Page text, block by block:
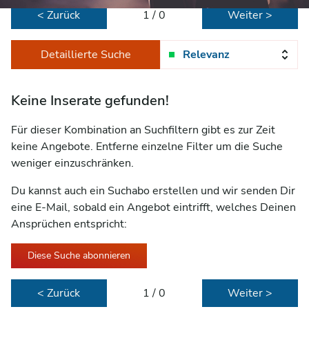
< Zurück 1 / 0 Weiter >
Detaillierte Suche Relevanz
Keine Inserate gefunden!
Für dieser Kombination an Suchfiltern gibt es zur Zeit
keine Angebote. Entferne einzelne Filter um die Suche
weniger einzuschränken.
Du kannst auch ein Suchabo erstellen und wir senden Dir
eine E-Mail, sobald ein Angebot eintrifft, welches Deinen
Ansprüchen entspricht:
Diese Suche abonnieren
< Zurück 1 / 0 Weiter >